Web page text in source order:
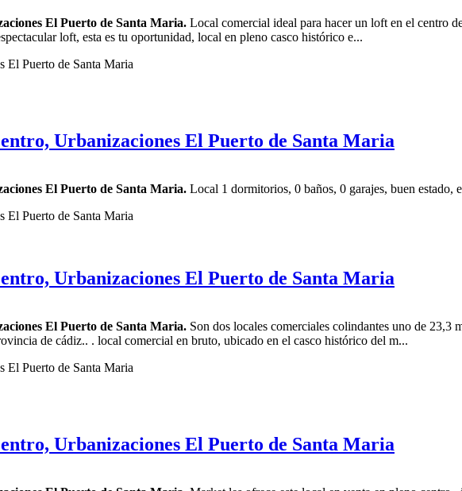
El Puerto de Santa Maria. Local comercial ideal para hacer un loft en el centro
loft, esta es tu oportunidad, local en pleno casco histórico e...
Urbanizaciones El Puerto de Santa Maria
El Puerto de Santa Maria. Local 1 dormitorios, 0 baños, 0 garajes, buen estado,
Urbanizaciones El Puerto de Santa Maria
El Puerto de Santa Maria. Son dos locales comerciales colindantes uno de 23,3
de cádiz.. . local comercial en bruto, ubicado en el casco histórico del m...
Urbanizaciones El Puerto de Santa Maria